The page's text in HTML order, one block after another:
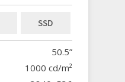
SSD
50.5”
1000 cd/m²